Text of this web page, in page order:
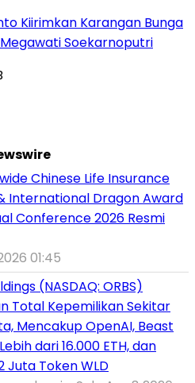
Kiirimkan Karangan Bunga
Soekarnoputri
Chinese Life Insurance
International Dragon Award
Conference 2026 Resmi
01:45
(NASDAQ: ORBS)
Total Kepemilikan Sekitar
Mencakup OpenAI, Beast
dari 16.000 ETH, dan
Juta Token WLD